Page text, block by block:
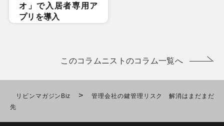
オ」で入居者専用ア
プリを導入
このコラムニストのコラム一覧へ
リビンマガジンBiz >
管理会社の鍵管理リスク 解消はまだまだ
先